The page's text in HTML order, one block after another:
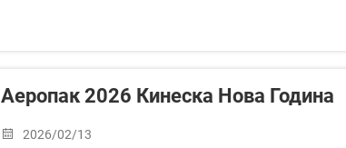
Аеропак 2026 Кинеска Нова Година
2026/02/13